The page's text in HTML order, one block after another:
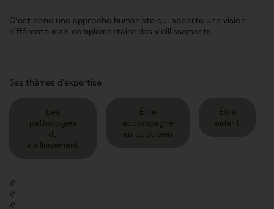
C’est donc une approche humaniste qui apporte une vision
différente mais complémentaire des vieillissements.
Ses thèmes d'expertise
Les
pathologies
du
vieillissement
Être
accompagné
au quotidien
Être
aidant
//
//
//